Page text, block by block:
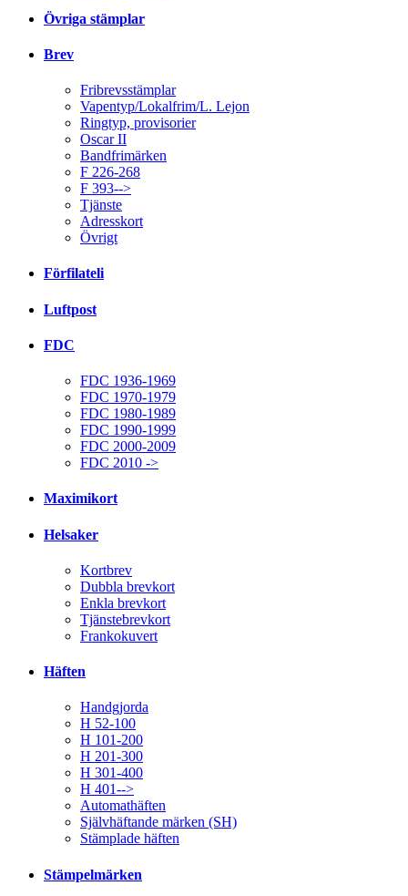
Övriga stämplar
Brev
Fribrevsstämplar
Vapentyp/Lokalfrim/L. Lejon
Ringtyp, provisorier
Oscar II
Bandfrimärken
F 226-268
F 393-->
Tjänste
Adresskort
Övrigt
Förfilateli
Luftpost
FDC
FDC 1936-1969
FDC 1970-1979
FDC 1980-1989
FDC 1990-1999
FDC 2000-2009
FDC 2010 ->
Maximikort
Helsaker
Kortbrev
Dubbla brevkort
Enkla brevkort
Tjänstebrevkort
Frankokuvert
Häften
Handgjorda
H 52-100
H 101-200
H 201-300
H 301-400
H 401-->
Automathäften
Självhäftande märken (SH)
Stämplade häften
Stämpelmärken